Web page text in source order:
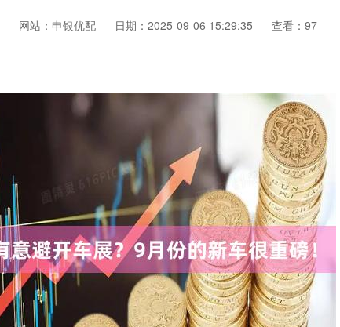
网站：申银优配 日期：2025-09-06 15:29:35 查看：97